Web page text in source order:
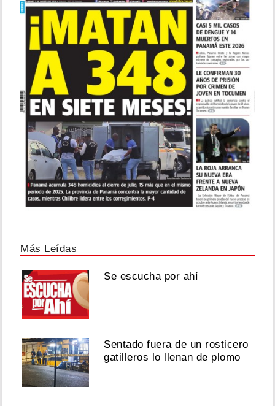
Más Leídas
Se escucha por ahí
Sentado fuera de un rosticero
gatilleros lo llenan de plomo